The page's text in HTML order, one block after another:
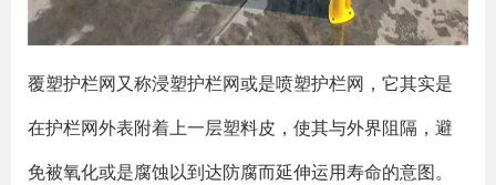
覆塑护栏网又称浸塑护栏网或是喷塑护栏网，它其实是
在护栏网外表附着上一层塑料皮，使其与外界阻隔，避
免被氧化或是腐蚀以到达防腐而延伸运用寿命的意图。